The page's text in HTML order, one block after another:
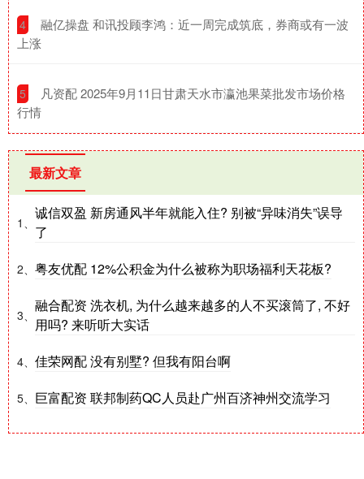
4
​融亿操盘 和讯投顾李鸿：近一周完成筑底，券商或有一波
上涨
5
​凡资配 2025年9月11日甘肃天水市瀛池果菜批发市场价格
行情
最新文章
1、
诚信双盈 新房通风半年就能入住? 别被“异味消失”误导
了
2、 粤友优配 12%公积金为什么被称为职场福利天花板?
3、
融合配资 洗衣机, 为什么越来越多的人不买滚筒了, 不好
用吗? 来听听大实话
4、 佳荣网配 没有别墅? 但我有阳台啊
5、 巨富配资 联邦制药QC人员赴广州百济神州交流学习